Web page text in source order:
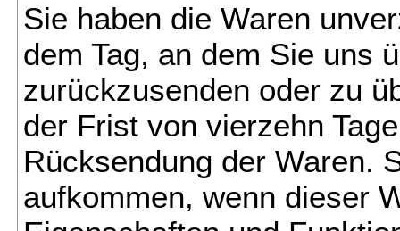
Sie haben die Waren
dem Tag, an dem Sie uns
zurückzusenden oder zu
der Frist von vierzehn
Rücksendung der Waren.
aufkommen, wenn dieser